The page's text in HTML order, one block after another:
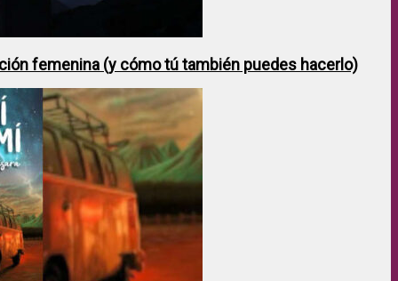
femenina (y cómo tú también puedes hacerlo)